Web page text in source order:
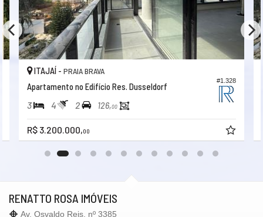
#1.328
ITAJAÍ -PRAIA BRAVA
Apartamento no Edifício Res. Dusseldorf
3 4 2 126,00
R$ 3.200.000,00
RENATTO ROSA IMÓVEIS
Av. Osvaldo Reis, nº 3385